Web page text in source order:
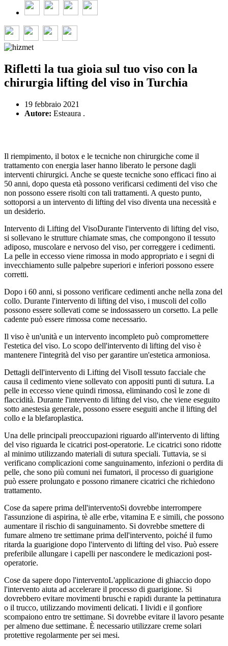
Rifletti la tua gioia sul tuo viso con la
chirurgia lifting del viso in Turchia
19 febbraio 2021
Autore: Esteaura .
Il riempimento, il botox e le tecniche non chirurgiche come il
trattamento con energia laser hanno liberato le persone dagli
interventi chirurgici. Anche se queste tecniche sono efficaci fino ai
50 anni, dopo questa età possono verificarsi cedimenti del viso che
non possono essere risolti con tali trattamenti. A questo punto,
sottoporsi a un intervento di lifting del viso diventa una necessità e
un desiderio.
Intervento di Lifting del VisoDurante l'intervento di lifting del viso,
si sollevano le strutture chiamate smas, che compongono il tessuto
adiposo, muscolare e nervoso del viso, per correggere i cedimenti.
La pelle in eccesso viene rimossa in modo appropriato e i segni di
invecchiamento sulle palpebre superiori e inferiori possono essere
corretti.
Dopo i 60 anni, si possono verificare cedimenti anche nella zona del
collo. Durante l'intervento di lifting del viso, i muscoli del collo
possono essere sollevati come se indossassero un corsetto. La pelle
cadente può essere rimossa come necessario.
Il viso è un'unità e un intervento incompleto può compromettere
l'estetica del viso. Lo scopo dell'intervento di lifting del viso è
mantenere l'integrità del viso per garantire un'estetica armoniosa.
Dettagli dell'intervento di Lifting del VisoIl tessuto facciale che
causa il cedimento viene sollevato con appositi punti di sutura. La
pelle in eccesso viene quindi rimossa, eliminando così le zone di
flaccidità. Durante l'intervento di lifting del viso, che viene eseguito
sotto anestesia generale, possono essere eseguiti anche il lifting del
collo e la blefaroplastica.
Una delle principali preoccupazioni riguardo all'intervento di lifting
del viso riguarda le cicatrici post-operatorie. Le cicatrici sono ridotte
al minimo utilizzando materiali di sutura speciali. Tuttavia, se si
verificano complicazioni come sanguinamento, infezioni o perdita di
pelle, che sono più comuni nei fumatori, il processo di guarigione
può essere prolungato e possono rimanere cicatrici che richiedono
trattamento.
Cose da sapere prima dell'interventoSi dovrebbe interrompere
l'assunzione di aspirina, tè alle erbe, vitamina E e simili, che possono
aumentare il rischio di sanguinamento. Si dovrebbe smettere di
fumare almeno tre settimane prima dell'intervento, poiché il fumo
ritarda la guarigione dopo l'intervento di lifting del viso. Può essere
preferibile allungare i capelli per nascondere le medicazioni post-
operatorie.
Cose da sapere dopo l'interventoL'applicazione di ghiaccio dopo
l'intervento aiuta ad accelerare il processo di guarigione. Si
dovrebbero evitare movimenti bruschi e rapidi durante la pettinatura
o il trucco, utilizzando movimenti delicati. I lividi e il gonfiore
scompaiono entro tre settimane. Si dovrebbe evitare il lavoro pesante
per almeno due settimane. È necessario utilizzare creme solari
protettive regolarmente per sei mesi.